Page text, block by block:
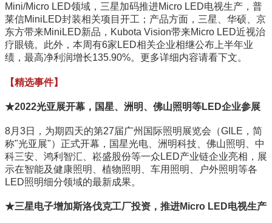
Mini/Micro LED领域，三星加码推进Micro LED电视生产，普
莱信MiniLED封装相关项目开工；产品方面，三星、华硕、京
东方带来MiniLED新品，Kubota Vision带来Micro LED近视治
疗眼镜。此外，本周有6家LED相关企业相继公布上半年业
绩，最高净利润增长135.90%。更多详细内容请看下文。
【精选事件】
★2022光亚展开幕，国星、洲明、佛山照明等LED企业参展
8月3日，为期四天的第27届广州国际照明展览会（GILE，简
称"光亚展"）正式开幕，国星光电、洲明科技、佛山照明、中
科三安、鸿利智汇、崧盛股份等一众LED产业链企业亮相，展
示在智能及健康照明、植物照明、车用照明、户外照明等各
LED照明细分领域的最新成果。
★三星电子增加斯洛伐克工厂投资，推进Micro LED电视生产